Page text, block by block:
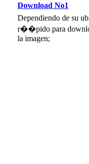
Download No1
Dependiendo de su
r��pido para
la imagen;